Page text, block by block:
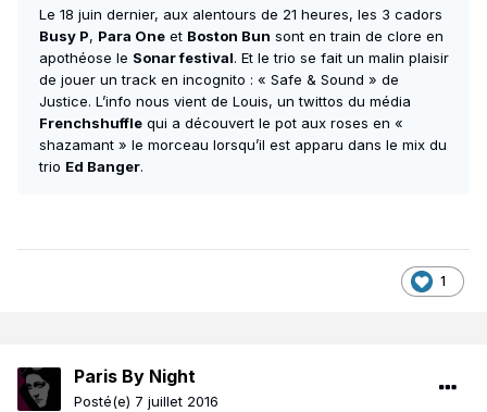
Le 18 juin dernier, aux alentours de 21 heures, les 3 cadors
Busy P, Para One et Boston Bun sont en train de clore en
apothéose le Sonar festival. Et le trio se fait un malin plaisir
de jouer un track en incognito : « Safe & Sound » de
Justice. L’info nous vient de Louis, un twittos du média
Frenchshuffle qui a découvert le pot aux roses en «
shazamant » le morceau lorsqu’il est apparu dans le mix du
trio Ed Banger.
1
Paris By Night
Posté(e) 7 juillet 2016